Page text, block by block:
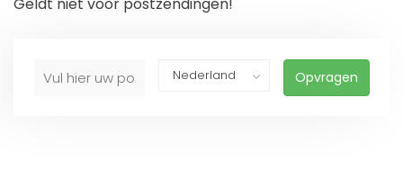
Geldt niet voor postzendingen!
Opvragen